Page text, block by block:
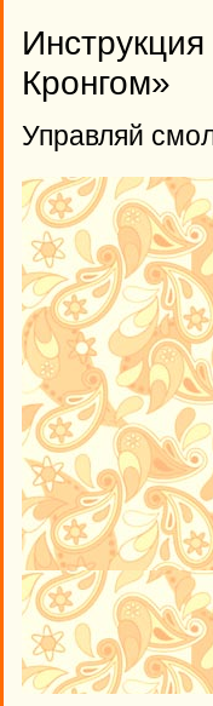
Кронгом»
Управляй